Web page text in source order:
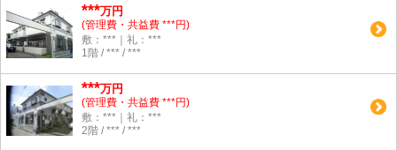
***万円
(管理費・共益費 ***円)
敷：***｜礼：***
1階 / *** / ***
***万円
(管理費・共益費 ***円)
敷：***｜礼：***
2階 / *** / ***